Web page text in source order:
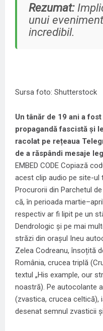
Rezumat:
unui
incredibil.
Sursa foto: Shutterstock
Un tânăr de 19 ani a
propagandă fascistă și
racolat pe rețeaua
de a răspândi mesaje
EMBED CODE Copiază
acest clip audio pe site-ul
Procurorii din Parchetul
că, în perioada
respectiv ar fi lipit pe un
Dendrologic și pe mai
străzi din orașul Ineu
Zelea Codreanu, însoțită
România, crucea triplă
textul „His example, our
noastră). Pe autocolante
(zvastica, crucea celtică),
desenat semnul zvasticii